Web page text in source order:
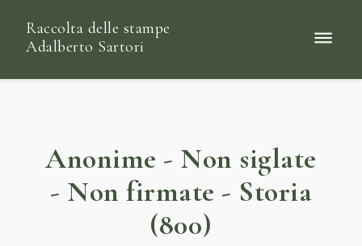
Raccolta delle stampe
Adalberto Sartori
Anonime - Non siglate
- Non firmate - Storia
(800)